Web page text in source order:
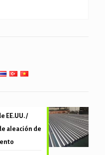
condensador &
EE.UU. /
aleación de